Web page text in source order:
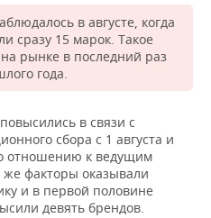
в августе, когда
сразу 15 марок. Такое
рынке в последний раз
года.
в связи с
сбора с 1 августа и
отношению к ведущим
факторы оказывали
и в первой половине
девять брендов.